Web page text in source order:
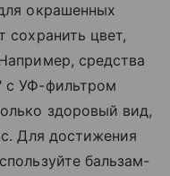
окрашенных
сохранить цвет,
средства
с УФ-фильтром
здоровый вид,
Для достижения
бальзам-